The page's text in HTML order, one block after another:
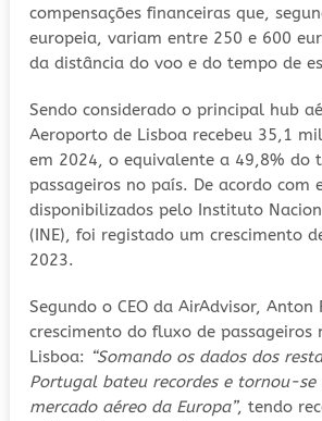
compensações financeiras que,
europeia, variam entre 250 e 600
da distância do voo e do tempo de
Sendo considerado o principal hub
Aeroporto de Lisboa recebeu 35,1
em 2024, o equivalente a 49,8% do
passageiros no país. De acordo com
disponibilizados pelo Instituto
(INE), foi registado um crescimento
2023.
Segundo o CEO da AirAdvisor, Anton
crescimento do fluxo de
Lisboa: “Somando os dados dos
Portugal bateu recordes e tornou-
mercado aéreo da Europa”, tendo